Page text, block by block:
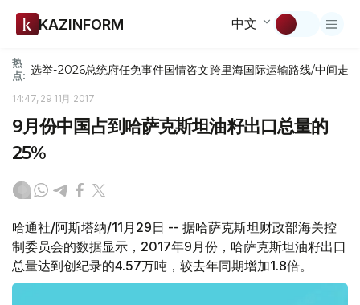
KAZINFORM 中文
热
点: 选举-2026总统府任免事件国情咨文跨里海国际运输路线/中间走廊
14:47, 29 11月 2017
9月份中国占到哈萨克斯坦油籽出口总量的
25%
哈通社/阿斯塔纳/11月29日 -- 据哈萨克斯坦财政部海关控
制委员会的数据显示，2017年9月份，哈萨克斯坦油籽出口
总量达到创纪录的4.57万吨，较去年同期增加1.8倍。